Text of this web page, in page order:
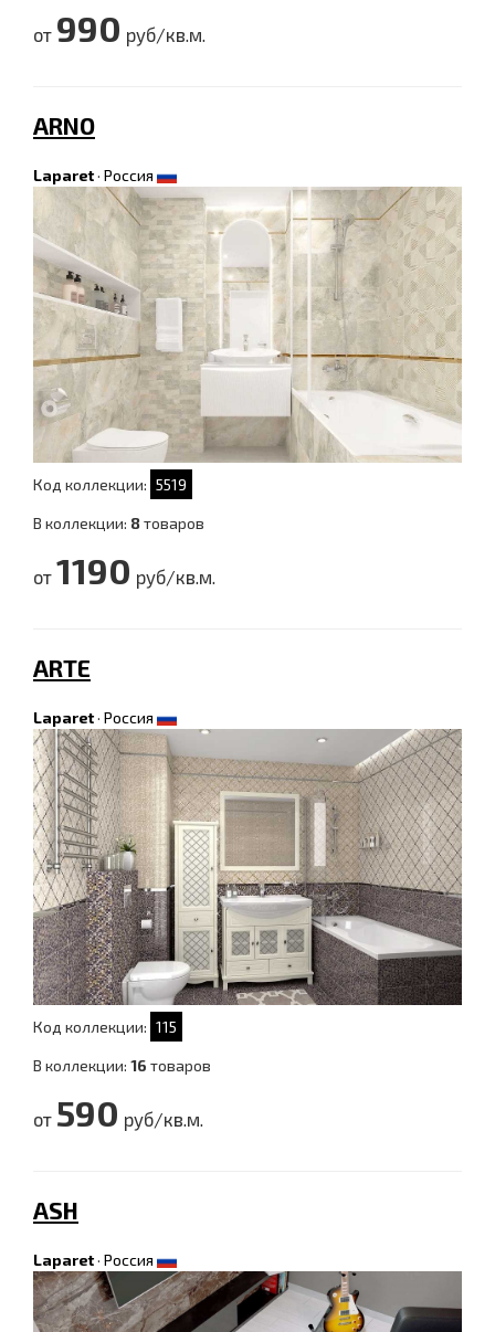
от 990 руб/кв.м.
ARNO
Laparet· Россия
Код коллекции: 5519
В коллекции: 8товаров
от 1190 руб/кв.м.
ARTE
Laparet· Россия
Код коллекции: 115
В коллекции: 16 товаров
от 590 руб/кв.м.
ASH
Laparet· Россия